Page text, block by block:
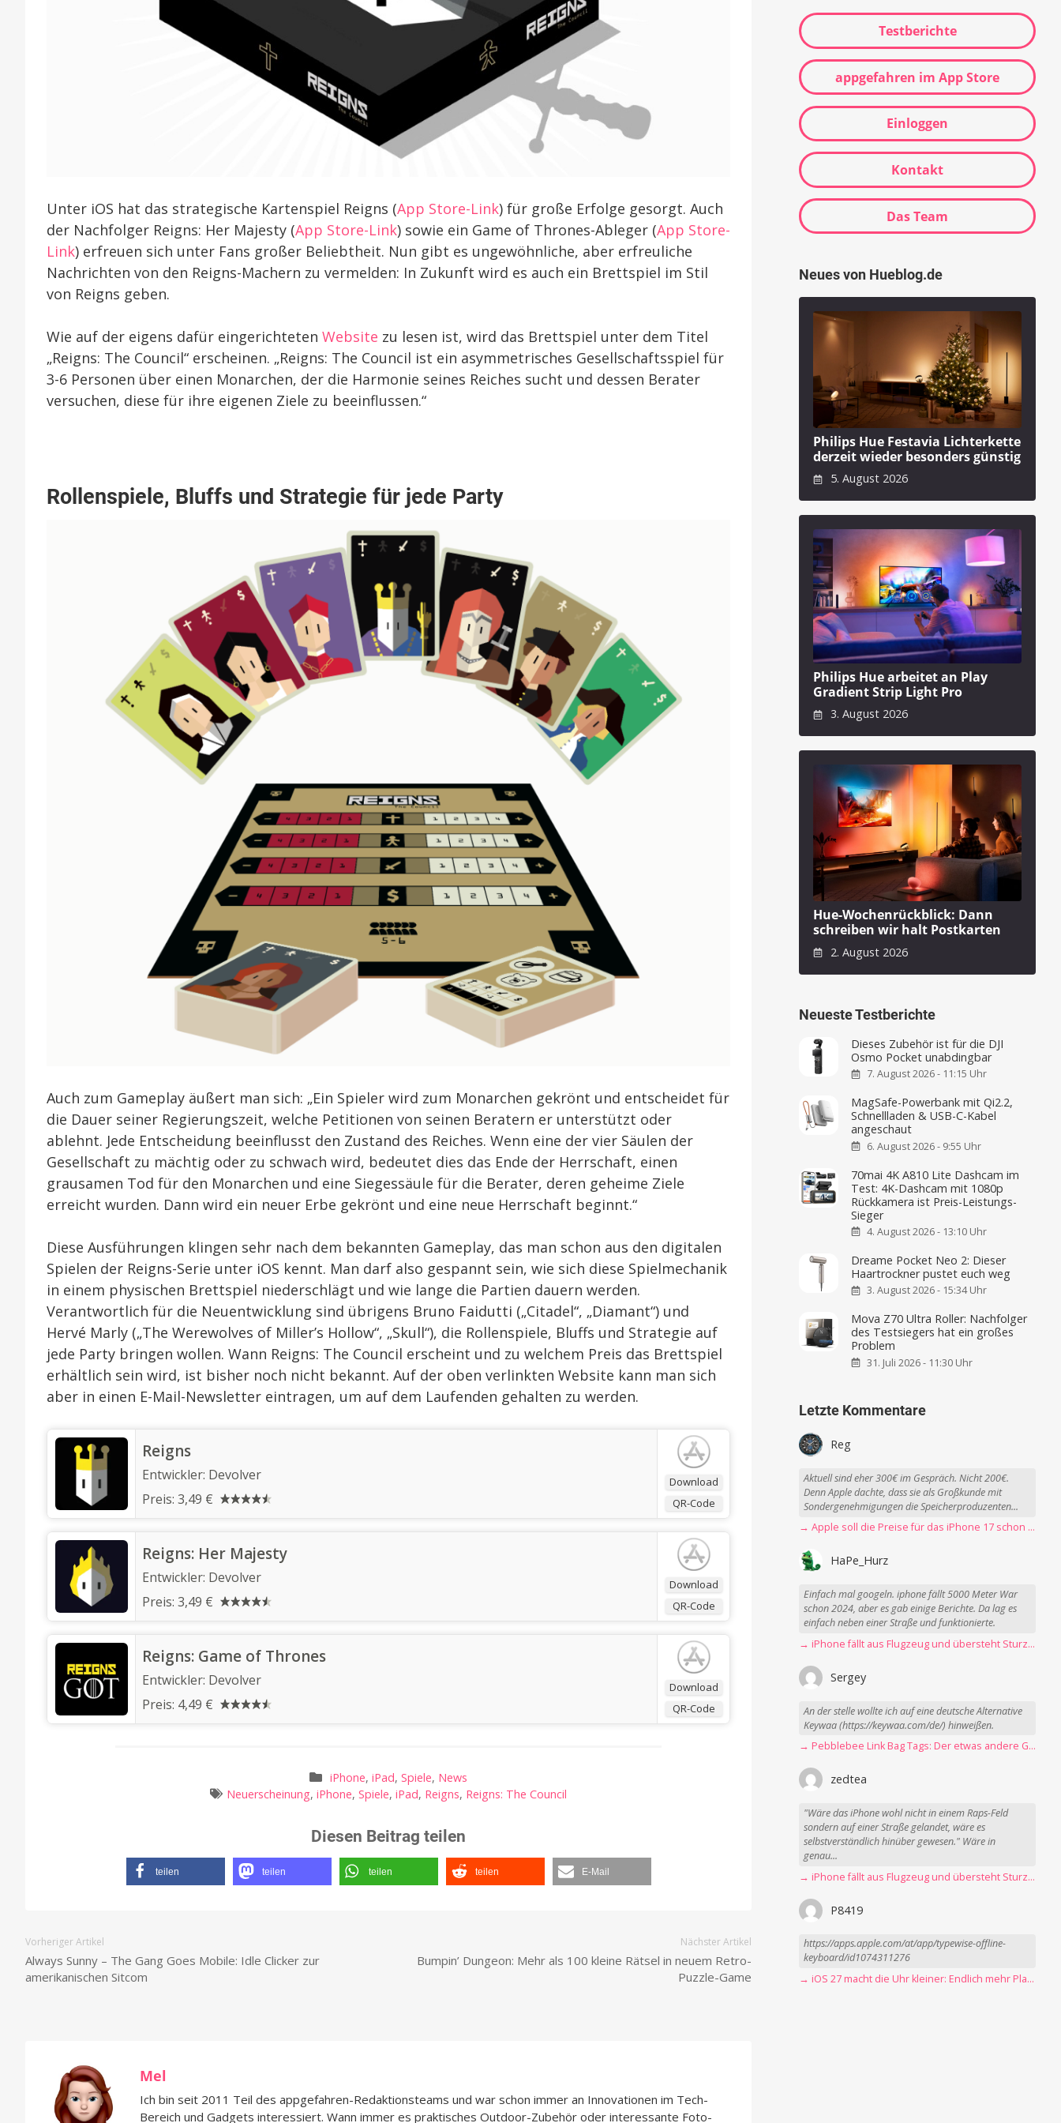
Unter iOS hat das strategische Kartenspiel Reigns (App Store-Link) für große Erfolge gesorgt. Auch
der Nachfolger Reigns: Her Majesty (App Store-Link) sowie ein Game of Thrones-Ableger (App Store-
Link) erfreuen sich unter Fans großer Beliebtheit. Nun gibt es ungewöhnliche, aber erfreuliche
Nachrichten von den Reigns-Machern zu vermelden: In Zukunft wird es auch ein Brettspiel im Stil
von Reigns geben.
Wie auf der eigens dafür eingerichteten Website zu lesen ist, wird das Brettspiel unter dem Titel
„Reigns: The Council“ erscheinen. „Reigns: The Council ist ein asymmetrisches Gesellschaftsspiel für
3-6 Personen über einen Monarchen, der die Harmonie seines Reiches sucht und dessen Berater
versuchen, diese für ihre eigenen Ziele zu beeinflussen.“
Rollenspiele, Bluffs und Strategie für jede Party
Auch zum Gameplay äußert man sich: „Ein Spieler wird zum Monarchen gekrönt und entscheidet für
die Dauer seiner Regierungszeit, welche Petitionen von seinen Beratern er unterstützt oder
ablehnt. Jede Entscheidung beeinflusst den Zustand des Reiches. Wenn eine der vier Säulen der
Gesellschaft zu mächtig oder zu schwach wird, bedeutet dies das Ende der Herrschaft, einen
grausamen Tod für den Monarchen und eine Siegessäule für die Berater, deren geheime Ziele
erreicht wurden. Dann wird ein neuer Erbe gekrönt und eine neue Herrschaft beginnt.“
Diese Ausführungen klingen sehr nach dem bekannten Gameplay, das man schon aus den digitalen
Spielen der Reigns-Serie unter iOS kennt. Man darf also gespannt sein, wie sich diese Spielmechanik
in einem physischen Brettspiel niederschlägt und wie lange die Partien dauern werden.
Verantwortlich für die Neuentwicklung sind übrigens Bruno Faidutti („Citadel“, „Diamant“) und
Hervé Marly („The Werewolves of Miller’s Hollow“, „Skull“), die Rollenspiele, Bluffs und Strategie auf
jede Party bringen wollen. Wann Reigns: The Council erscheint und zu welchem Preis das Brettspiel
erhältlich sein wird, ist bisher noch nicht bekannt. Auf der oben verlinkten Website kann man sich
aber in einen E-Mail-Newsletter eintragen, um auf dem Laufenden gehalten zu werden.
Download
QR-Code
‎Reigns
Entwickler: Devolver
Preis: 3,49 €
Download
QR-Code
‎Reigns: Her Majesty
Entwickler: Devolver
Preis: 3,49 €
Download
QR-Code
‎Reigns: Game of Thrones
Entwickler: Devolver
Preis: 4,49 €
iPhone,iPad,Spiele, News
Neuerscheinung,iPhone,Spiele,iPad, Reigns, Reigns: The Council
Diesen Beitrag teilen
teilen teilen teilen teilen E-Mail
Vorheriger Artikel
Always Sunny – The Gang Goes Mobile: Idle Clicker zur
amerikanischen Sitcom
Nächster Artikel
Bumpin’ Dungeon: Mehr als 100 kleine Rätsel in neuem Retro-
Puzzle-Game
Mel
Ich bin seit 2011 Teil des appgefahren-Redaktionsteams und war schon immer an Innovationen im Tech-
Bereich und Gadgets interessiert. Wann immer es praktisches Outdoor-Zubehör oder interessante Foto-
Testberichte
appgefahren im App Store
Einloggen
Kontakt
Das Team
Neues von Hueblog.de
Philips Hue Festavia Lichterkette
derzeit wieder besonders günstig
5. August 2026
Philips Hue arbeitet an Play
Gradient Strip Light Pro
3. August 2026
Hue-Wochenrückblick: Dann
schreiben wir halt Postkarten
2. August 2026
Neueste Testberichte
Dieses Zubehör ist für die DJI
Osmo Pocket unabdingbar
7. August 2026 - 11:15 Uhr
MagSafe-Powerbank mit Qi2.2,
Schnellladen & USB-C-Kabel
angeschaut
6. August 2026 - 9:55 Uhr
70mai 4K A810 Lite Dashcam im
Test: 4K-Dashcam mit 1080p
Rückkamera ist Preis-Leistungs-
Sieger
4. August 2026 - 13:10 Uhr
Dreame Pocket Neo 2: Dieser
Haartrockner pustet euch weg
3. August 2026 - 15:34 Uhr
Mova Z70 Ultra Roller: Nachfolger
des Testsiegers hat ein großes
Problem
31. Juli 2026 - 11:30 Uhr
Letzte Kommentare
Reg
Aktuell sind eher 300€ im Gespräch. Nicht 200€.
Denn Apple dachte, dass sie als Großkunde mit
Sondergenehmigungen die Speicherproduzenten...
→ Apple soll die Preise für das iPhone 17 schon Montag erhöhen
HaPe_Hurz
Einfach mal googeln. iphone fällt 5000 Meter War
schon 2024, aber es gab einige Berichte. Da lag es
einfach neben einer Straße und funktionierte.
→ iPhone fällt aus Flugzeug und übersteht Sturz unbeschadet
Sergey
An der stelle wollte ich auf eine deutsche Alternative
Keywaa (https://keywaa.com/de/) hinweißen.
→ Pebblebee Link Bag Tags: Der etwas andere Gepäck-Tracker
zedtea
"Wäre das iPhone wohl nicht in einem Raps-Feld
sondern auf einer Straße gelandet, wäre es
selbstverständlich hinüber gewesen." Wäre in
genau...
→ iPhone fällt aus Flugzeug und übersteht Sturz unbeschadet
P8419
https://apps.apple.com/at/app/typewise-offline-
keyboard/id1074311276
→ iOS 27 macht die Uhr kleiner: Endlich mehr Platz fürs Hintergrundbild